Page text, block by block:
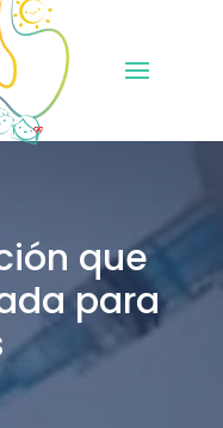
que
para